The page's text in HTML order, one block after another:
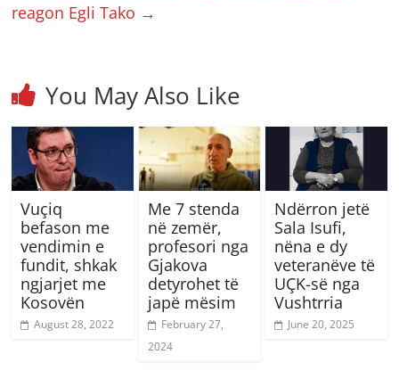
reagon Egli Tako →
You May Also Like
Vuçiq
befason me
vendimin e
fundit, shkak
ngjarjet me
Kosovën
August 28, 2022
Me 7 stenda
në zemër,
profesori nga
Gjakova
detyrohet të
japë mësim
February 27,
2024
Ndërron jetë
Sala Isufi,
nëna e dy
veteranëve të
UÇK-së nga
Vushtrria
June 20, 2025